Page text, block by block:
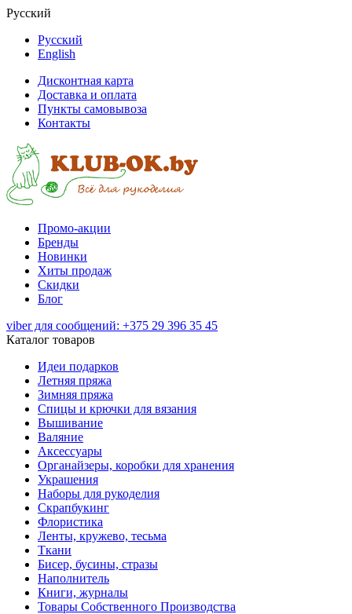
Русский
Русский
English
Дисконтная карта
Доставка и оплата
Пункты самовывоза
Контакты
Промо-акции
Бренды
Новинки
Хиты продаж
Скидки
Блог
viber для сообщений: +375 29 396 35 45
Каталог товаров
Идеи подарков
Летняя пряжа
Зимняя пряжа
Спицы и крючки для вязания
Вышивание
Валяние
Аксессуары
Органайзеры, коробки для хранения
Украшения
Наборы для рукоделия
Скрапбукинг
Флористика
Ленты, кружево, тесьма
Ткани
Бисер, бусины, стразы
Наполнитель
Книги, журналы
Товары Собственного Производства